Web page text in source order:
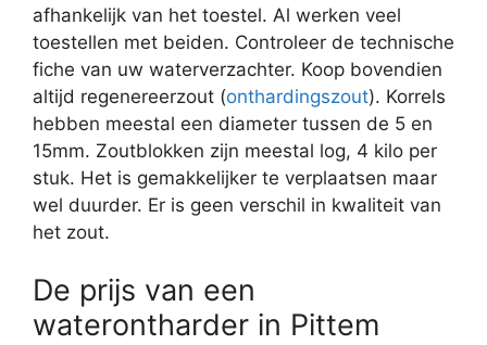
afhankelijk van het toestel. Al werken veel
toestellen met beiden. Controleer de technische
fiche van uw waterverzachter. Koop bovendien
altijd regenereerzout (onthardingszout). Korrels
hebben meestal een diameter tussen de 5 en
15mm. Zoutblokken zijn meestal log, 4 kilo per
stuk. Het is gemakkelijker te verplaatsen maar
wel duurder. Er is geen verschil in kwaliteit van
het zout.
De prijs van een
waterontharder in Pittem